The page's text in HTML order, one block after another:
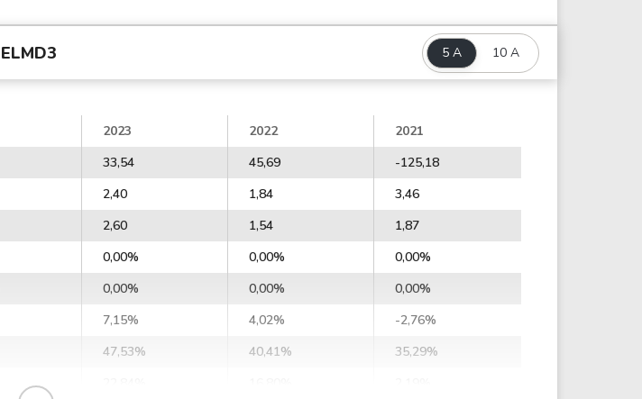
ELMD3 5 A 10 A
2023 2022
2021
33,54 45,69
-125,18
2,40 1,84
3,46
2,60 1,54
1,87
0,00% 0,00%
0,00%
0,00% 0,00%
0,00%
7,15% 4,02%
-2,76%
47,53% 40,41%
35,29%